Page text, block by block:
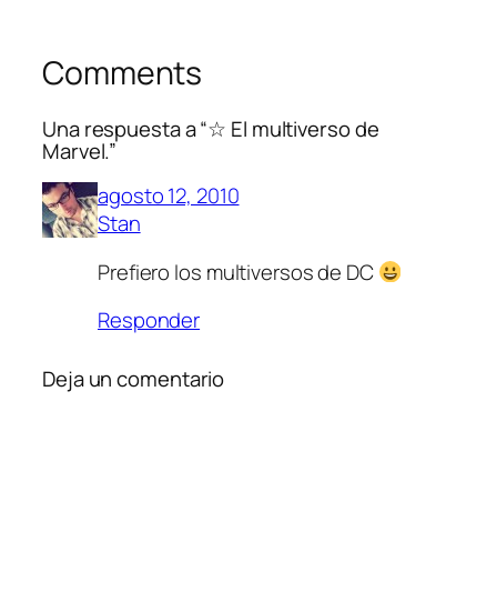
Comments
Una respuesta a “☆ El multiverso de
Marvel.”
agosto 12, 2010
Stan
Prefiero los multiversos de DC
Responder
Deja un comentario